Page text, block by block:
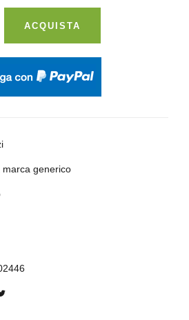
ACQUISTA
marca generico